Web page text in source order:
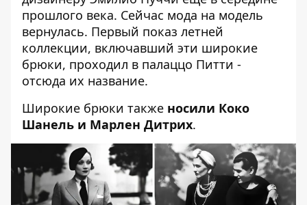
прошлого века. Сейчас мода на модель
вернулась. Первый показ летней
коллекции, включавший эти широкие
брюки, проходил в палаццо Питти -
отсюда их название.
Широкие брюки также носили Коко
Шанель и Марлен Дитрих.